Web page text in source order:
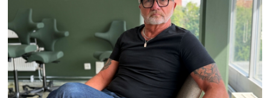
Etter hvert som årene gikk og de
politiske og militære sårene grodde,
ble han både blant de militære og
menigmann anerkjent som en stor